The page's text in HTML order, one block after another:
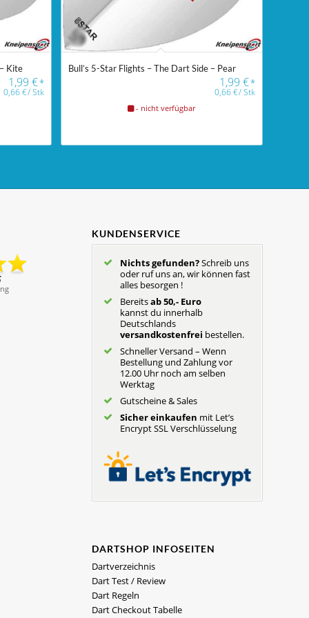
Kite
1,99€*
0,66€/Stk
Bull’s 5-Star Flights – The Dart Side – Pear
1,99 €*
0,66€/Stk
- nicht verfügbar
KUNDENSERVICE
Nichts gefunden?Schreib uns
oder ruf uns an, wir können fast
alles besorgen !
Bereitsab 50,- Euro
kannst du innerhalb
Deutschlands
versandkostenfrei bestellen.
Schneller Versand – Wenn
Bestellung und Zahlung vor
12.00 Uhr noch am selben
Werktag
Gutscheine & Sales
Sicher einkaufen mit Let’s
Encrypt SSL Verschlüsselung
DARTSHOP INFOSEITEN
Dartverzeichnis
Dart Test / Review
Dart Regeln
Dart Checkout Tabelle